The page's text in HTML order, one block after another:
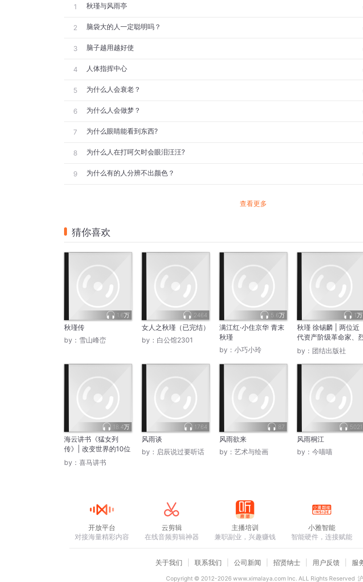
1 秋瑾与风雨亭
2 脑袋大的人一定聪明吗？
3 脑子越用越好使
4 人体指挥中心
5 为什么人会衰老？
6 为什么人会做梦？
7 为什么眼睛能看到东西?
8 为什么人在打呵欠时会眼泪汪汪?
9 为什么有的人分辨不出颜色？
查看更多
猜你喜欢
1.6万
秋瑾传
by： 雪山峰峦
2464
女人之秋瑾（已完结）
by： 白公馆2301
5.6万
满江红·小住京华 青末
秋瑾
by： 小巧小玲
1万
秋瑾 徐锡麟 | 两位近
代资产阶级革命家、
士
by： 团结出版社
18.4万
海云讲书《猛女列
传》| 改变世界的10位
女性 女性传记 波伏
瓦、梦露、秋瑾、香奈
by： 喜马讲书
1764
风雨谈
by： 启辰说过要听话
87
风雨欲来
by： 艺术与绘画
5021
风雨桐江
by： 今喵喵
开放平台
对接海量精彩内容
云剪辑
在线音频剪辑神器
主播培训
兼职副业，兴趣赚钱
小雅智能
智能硬件，连接赋能
关于我们 联系我们 公司新闻 招贤纳士 用户反馈 服
Copyright © 2012-2026www.ximalaya.com lnc. ALL Rights Reserved